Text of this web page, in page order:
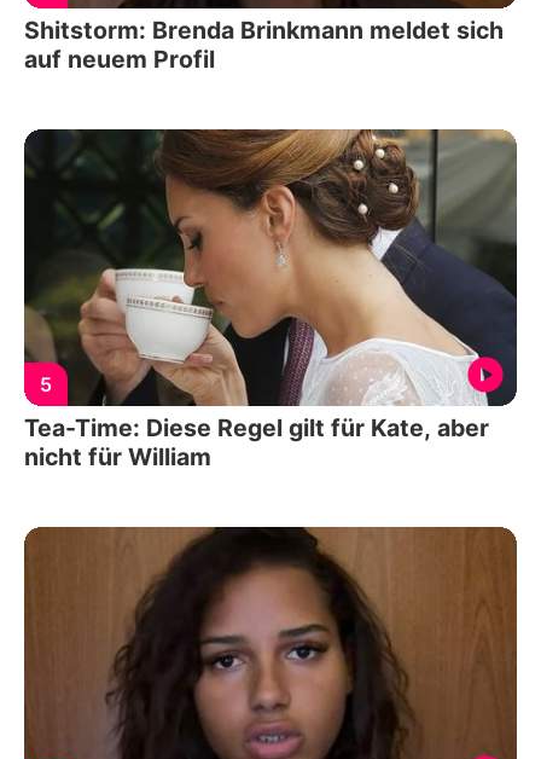
Shitstorm: Brenda Brinkmann meldet sich
auf neuem Profil
5
Tea-Time: Diese Regel gilt für Kate, aber
nicht für William